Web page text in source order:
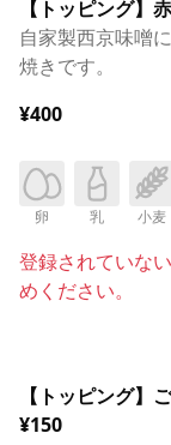
【トッピング】
自家製西京味噌
焼きです。
¥400
卵 乳 小麦
登録されていな
めください。
【トッピング】
¥150